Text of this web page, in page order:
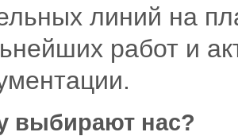
линий на
работ и
выбирают нас?